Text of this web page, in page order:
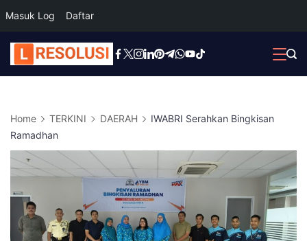
Masuk Log Daftar
Skip
to
Home TERKINI DAERAH
IWABRI Serahkan Bingkisan
Ramadhan